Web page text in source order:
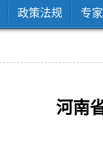
政策法规 专
河南